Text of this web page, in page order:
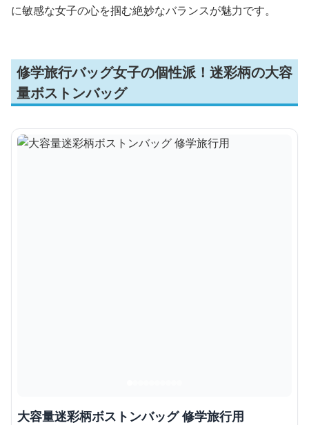
に敏感な女子の心を掴む絶妙なバランスが魅力です。
修学旅行バッグ女子の個性派！迷彩柄の大容
量ボストンバッグ
大容量迷彩柄ボストンバッグ 修学旅行用